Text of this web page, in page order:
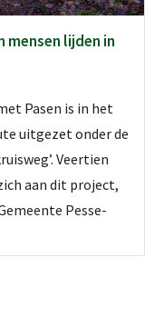
mensen lijden in
Pasen is in het
uitgezet onder de
Veertien
aan dit project,
Pesse-